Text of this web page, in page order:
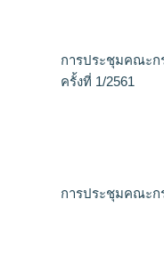
การประชุมคณะก
ครั้งที่ 1/2561
การประชุมคณะก